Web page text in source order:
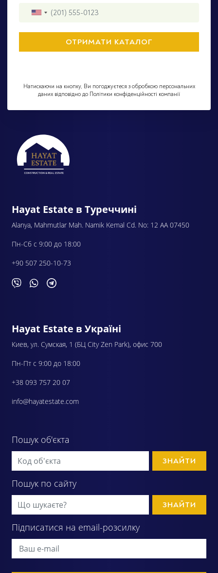
Натискаючи на кнопку, Ви погоджуєтеся з обробкою персональних
даних відповідно до Політики конфіденційності компанії
Hayat Estate в Туреччині
Alanya, Mahmutlar Mah. Namik Kemal Cd. No: 12 AA 07450
Пн-Сб с 9:00 до 18:00
+90 507 250-10-73
Hayat Estate в Україні
Киев, ул. Сумская, 1 (БЦ City Zen Park), офис 700
Пн-Пт с 9:00 до 18:00
+38 093 757 20 07
info@hayatestate.com
Пошук об'єкта
ЗНАЙТИ
Пошук по сайту
ЗНАЙТИ
Підписатися на email-розсилку